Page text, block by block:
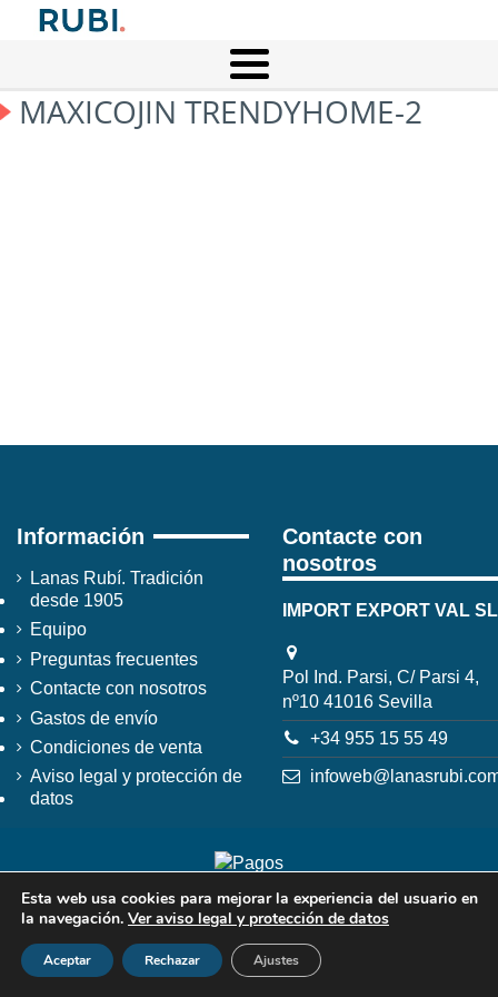
MAXICOJIN TRENDYHOME-2
Información
Lanas Rubí. Tradición
desde 1905
Equipo
Preguntas frecuentes
Contacte con nosotros
Gastos de envío
Condiciones de venta
Aviso legal y protección de
datos
Contacte con
nosotros
IMPORT EXPORT VAL SL
Pol Ind. Parsi, C/ Parsi 4,
nº10 41016 Sevilla
+34 955 15 55 49
Esta web usa cookies para mejorar la experiencia del usuario en
la navegación. Ver aviso legal y protección de datos
Aceptar Rechazar Ajustes